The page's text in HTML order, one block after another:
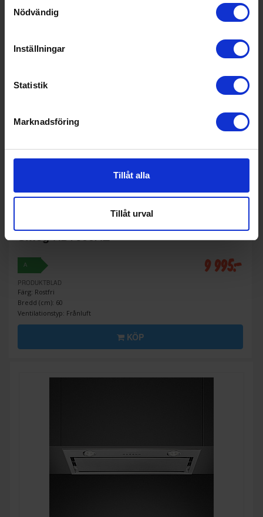
Nödvändig
Inställningar
Statistik
Marknadsföring
Tillåt alla
Tillåt urval
SmegKBT600XE
A
PRODUKTBLAD
Färg: Rostfri
Bredd (cm): 60
Ventilationstyp: Frånluft
9 995:-
KÖP